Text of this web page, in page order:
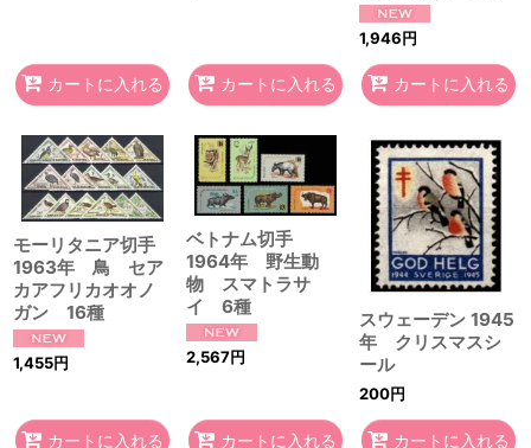
カートに入れる カートに入れる
1,946円
カートに入れる
モーリタニア切手
1963年 鳥 セア
カアフリカオオノ
ガン 16種
1,455円
カートに入れる
ベトナム切手
1964年 野生動
物 スマトラサ
イ 6種
2,567円
カートに入れる
スウェーデン 1945
年 クリスマスシ
ール
200円
カートに入れる